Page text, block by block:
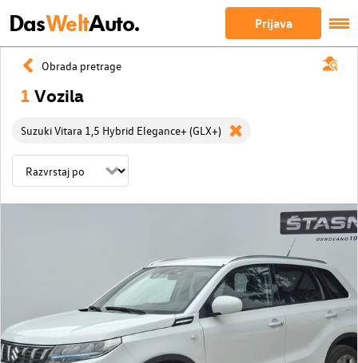
DasWeltAuto. Prijava
Obrada pretrage
1 Vozila
Suzuki Vitara 1,5 Hybrid Elegance+ (GLX+)